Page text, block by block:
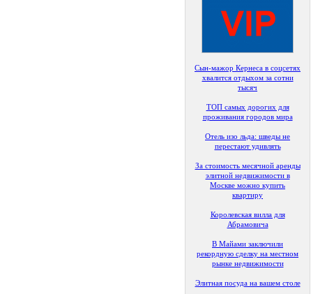
Сын-мажор Кернеса в соцсетях
хвалится отдыхом за сотни
тысяч
ТОП самых дорогих для
проживания городов мира
Отель изо льда: шведы не
перестают удивлять
За стоимость месячной аренды
элитной недвижимости в
Москве можно купить
квартиру
Королевская вилла для
Абрамовича
В Майами заключили
рекордную сделку на местном
рынке недвижимости
Элитная посуда на вашем столе